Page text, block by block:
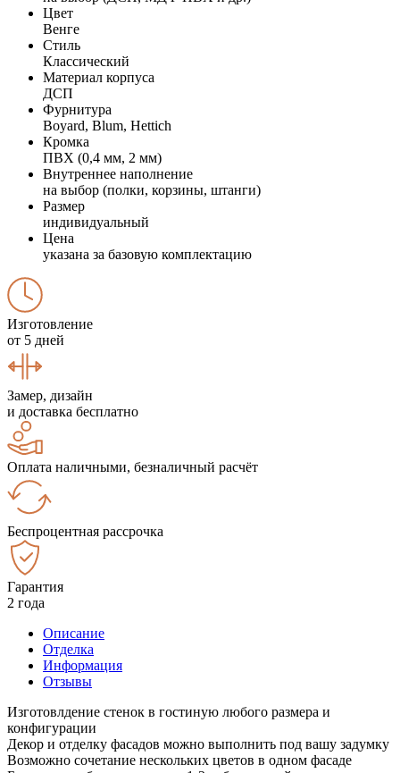
Цвет
Венге
Стиль
Классический
Материал корпуса
ДСП
Фурнитура
Boyard, Blum, Hettich
Кромка
ПВХ (0,4 мм, 2 мм)
Внутреннее наполнение
на выбор (полки, корзины, штанги)
Размер
индивидуальный
Цена
указана за базовую комплектацию
Изготовление
от 5 дней
Замер, дизайн
и доставка бесплатно
Оплата наличными, безналичный расчёт
Беспроцентная рассрочка
Гарантия
2 года
Описание
Отделка
Информация
Отзывы
Изготовлдение стенок в гостиную любого размера и
конфигурации
Декор и отделку фасадов можно выполнить под вашу задумку
Возможно сочетание нескольких цветов в одном фасаде